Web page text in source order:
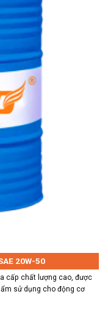
20W-50
cấp chất lượng cao, được
sử dụng cho động cơ